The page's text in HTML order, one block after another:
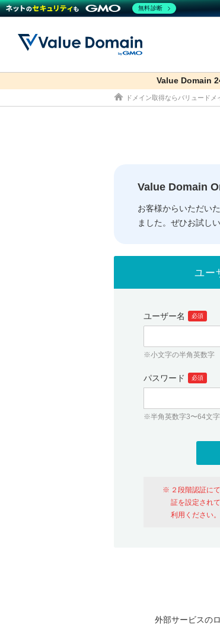
ドメイン
レンタルサーバー
セキュリティ
サービス
Value Domain
ドメイン取得ならバリュードメ
Value Domain
お客様からいただい
ました。ぜひお試し
ユー
ユーザー名 必須
※小文字の半角英数字
パスワード 必須
※半角英数字3〜64文字
２段階認証に
証を設定され
利用ください。
外部サービスの
無料診断